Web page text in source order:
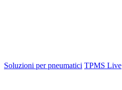
Soluzioni per pneumatici TPMS Live